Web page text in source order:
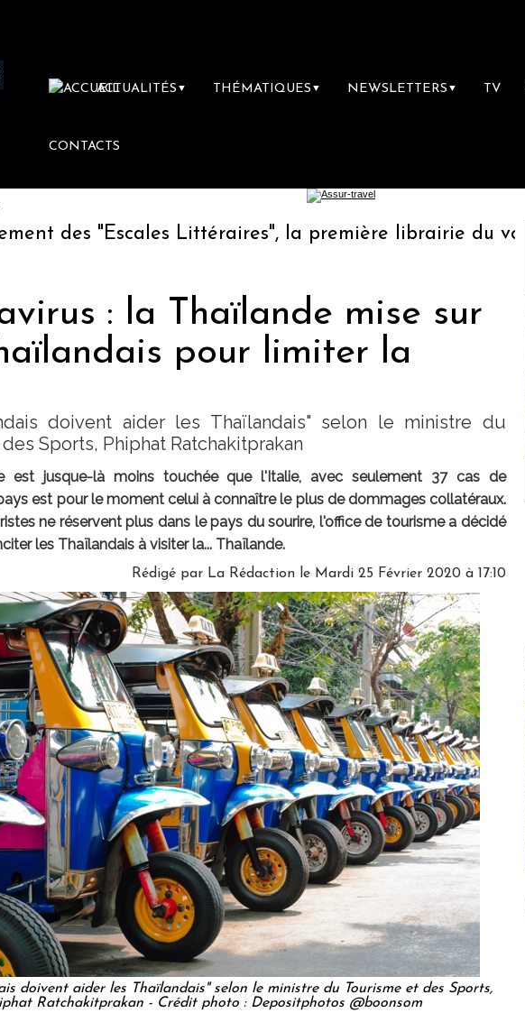
ACTUALITÉS ▼ THÉMATIQUES ▼ NEWSLETTERS ▼ TV
CONTACTS
des "Escales Littéraires", la première librairie du voyage
: la Thaïlande mise sur
pour limiter la
doivent aider les Thaïlandais" selon le ministre du
Sports, Phiphat Ratchakitprakan
est jusque-là moins touchée que l'Italie, avec seulement 37 cas de
est pour le moment celui à connaître le plus de dommages collatéraux.
ne réservent plus dans le pays du sourire, l'office de tourisme a décidé
les Thaïlandais à visiter la... Thaïlande.
Rédigé par La Rédaction le Mardi 25 Février 2020 à 17:10
doivent aider les Thaïlandais" selon le ministre du Tourisme et des Sports,
Ratchakitprakan - Crédit photo : Depositphotos @boonsom